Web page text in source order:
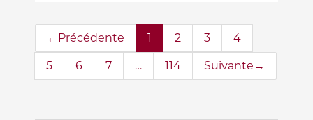
←Précédente 1 2 3 4
5 6 7 … 114 Suivante→